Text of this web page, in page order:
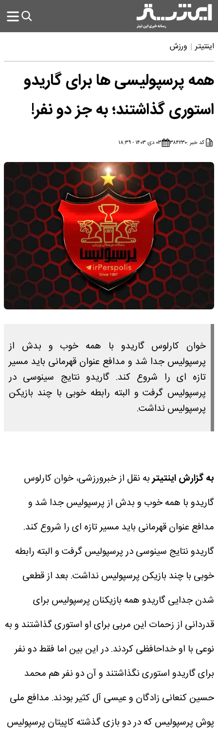
اینتیتر ورزش
همه پرسپولیسی ها برای گاریدو
استوری گذاشتند؛ به جز دو نفر!
کد خبر :۳۸۴۲۳۰ ۰۳ دی ۱۴۰۳ - ۱۸:۳۹
خوان کارلوس گاریدو با همه خوب و بدش از
پرسپولیس جدا شد و مدافع عنوان قهرمانی باید مسیر
تازه ای را شروع کند. گاریدو نتایج سینوسی در
پرسپولیس گرفت و البته رابطه خوبی با چند بازیکن
پرسپولیس نداشت.
به گزارش اینتیتربه نقل از خبرورزشی، خوان کارلوس
گاریدو با همه خوب و بدش از پرسپولیس جدا شد و
مدافع عنوان قهرمانی باید مسیر تازه ای را شروع کند.
گاریدو نتایج سینوسی در پرسپولیس گرفت و البته رابطه
خوبی با چند بازیکن پرسپولیس نداشت. بعد از قطعی
شدن جدایی گاریدو همه بازیکنان پرسپولیس برای
قدردانی از زحمات این مربی برای او استوری گذاشتند و به
نوعی با او خداحافظی کردند. در این بین اما فقط دو نفر
برای گاریدو استوری نگذاشتند و آن دو نفر هم محمد
حسین کنعانی زادگان و عیسی آل کثیر بودند. مدافع ملی
پوش پرسپولیس که در دو بازی گذشته کاپیتان پرسپولیس